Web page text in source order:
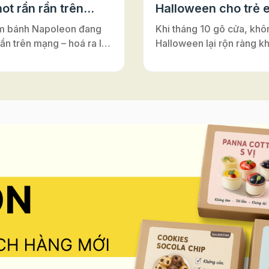
rần rần trên
bánh Napoleon đang
trên mạng – hoá ra lại
sao bánh có tên là
nhiều người thường
nghĩa là “ngàn lớp
Món bánh này được
cảm hứng từ vùng
gâteau napolitain –
kiểu Napoli”. Theo thời
Halloween cho trẻ
Khi tháng 10 gõ cửa,
Halloween lại rộn ràng
Anh cho tới những câu
cùng hóa thân, vui chơi
hoạt động Halloween
vừa an toàn, vừa dễ tổ
những buổi workshop
sẽ là gợi ý tuyệt vời.
mang lại niềm vui khi
sáng tạo, hoạt động làm
còn giúp trẻ rèn luyện
léo, khả năng tập trung
thần làm việc nhóm – tất
diễn ra trong không khí